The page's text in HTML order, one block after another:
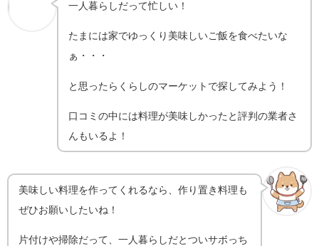
一人暮らしだって忙しい！
たまには家でゆっくり美味しいご飯を食べたいな
ぁ・・・
と思ったらくらしのマーケットで探してみよう！
口コミの中には料理が美味しかったと評判の業者さ
んもいるよ！
美味しい料理を作ってくれるなら、作り置き料理も
ぜひお願いしたいね！
片付けや掃除だって、一人暮らしだとついサボっち